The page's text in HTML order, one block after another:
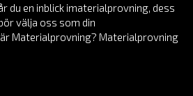
du en inblick imaterialprovning, dess
välja oss som din
Materialprovning? Materialprovning